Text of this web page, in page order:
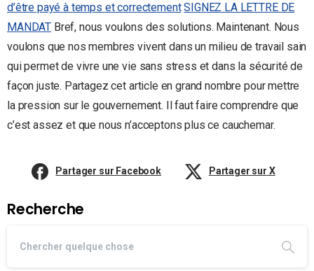
d’être payé à temps et correctement SIGNEZ LA LETTRE DE
MANDAT Bref, nous voulons des solutions. Maintenant. Nous
voulons que nos membres vivent dans un milieu de travail sain
qui permet de vivre une vie sans stress et dans la sécurité de
façon juste. Partagez cet article en grand nombre pour mettre
la pression sur le gouvernement. Il faut faire comprendre que
c’est assez et que nous n’acceptons plus ce cauchemar.
Partager sur Facebook Partager sur X
Recherche